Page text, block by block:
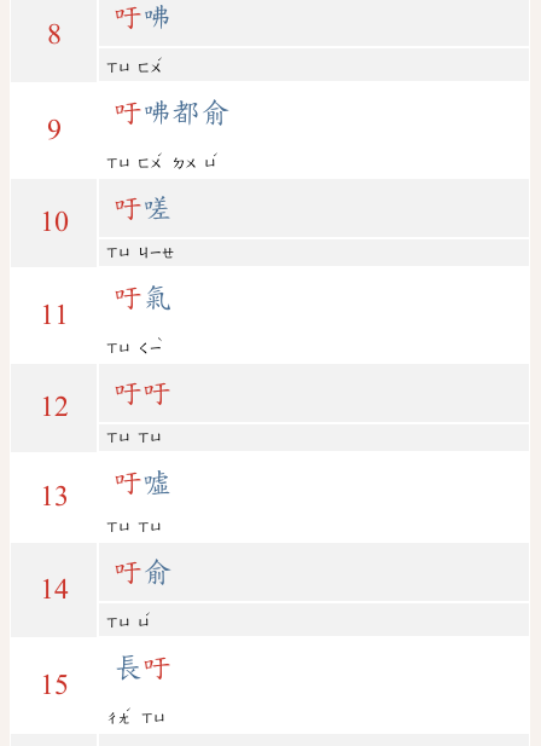
8
吁咈
ㄒㄩ ㄈㄨ
ˊ
9
吁咈都俞
ㄒㄩ ㄈㄨ
ˊ
ㄉㄨ ㄩ
ˊ
10 吁嗟
ㄒㄩ ㄐㄧㄝ
11
吁氣
ㄒㄩ ㄑㄧ
ˋ
12 吁吁
ㄒㄩ ㄒㄩ
13 吁噓
ㄒㄩ ㄒㄩ
14
吁俞
ㄒㄩ ㄩ
ˊ
15
長吁
ㄔㄤ
ˊ
ㄒㄩ